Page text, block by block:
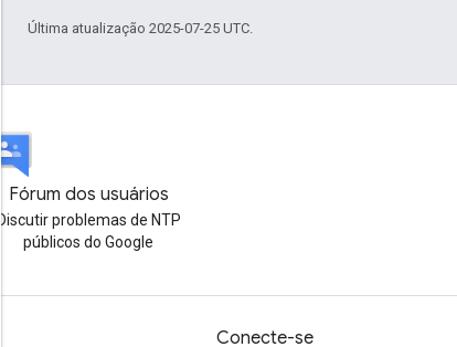
Última atualização 2025-07-25 UTC.
Fórum dos usuários
Discutir problemas de NTP
públicos do Google
Conecte-se